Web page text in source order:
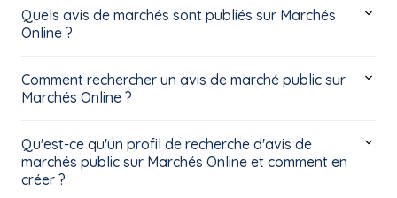
Quels avis de marchés sont publiés sur Marchés
Online ?
Comment rechercher un avis de marché public sur
Marchés Online ?
Qu'est-ce qu'un profil de recherche d'avis de
marchés public sur Marchés Online et comment en
créer ?